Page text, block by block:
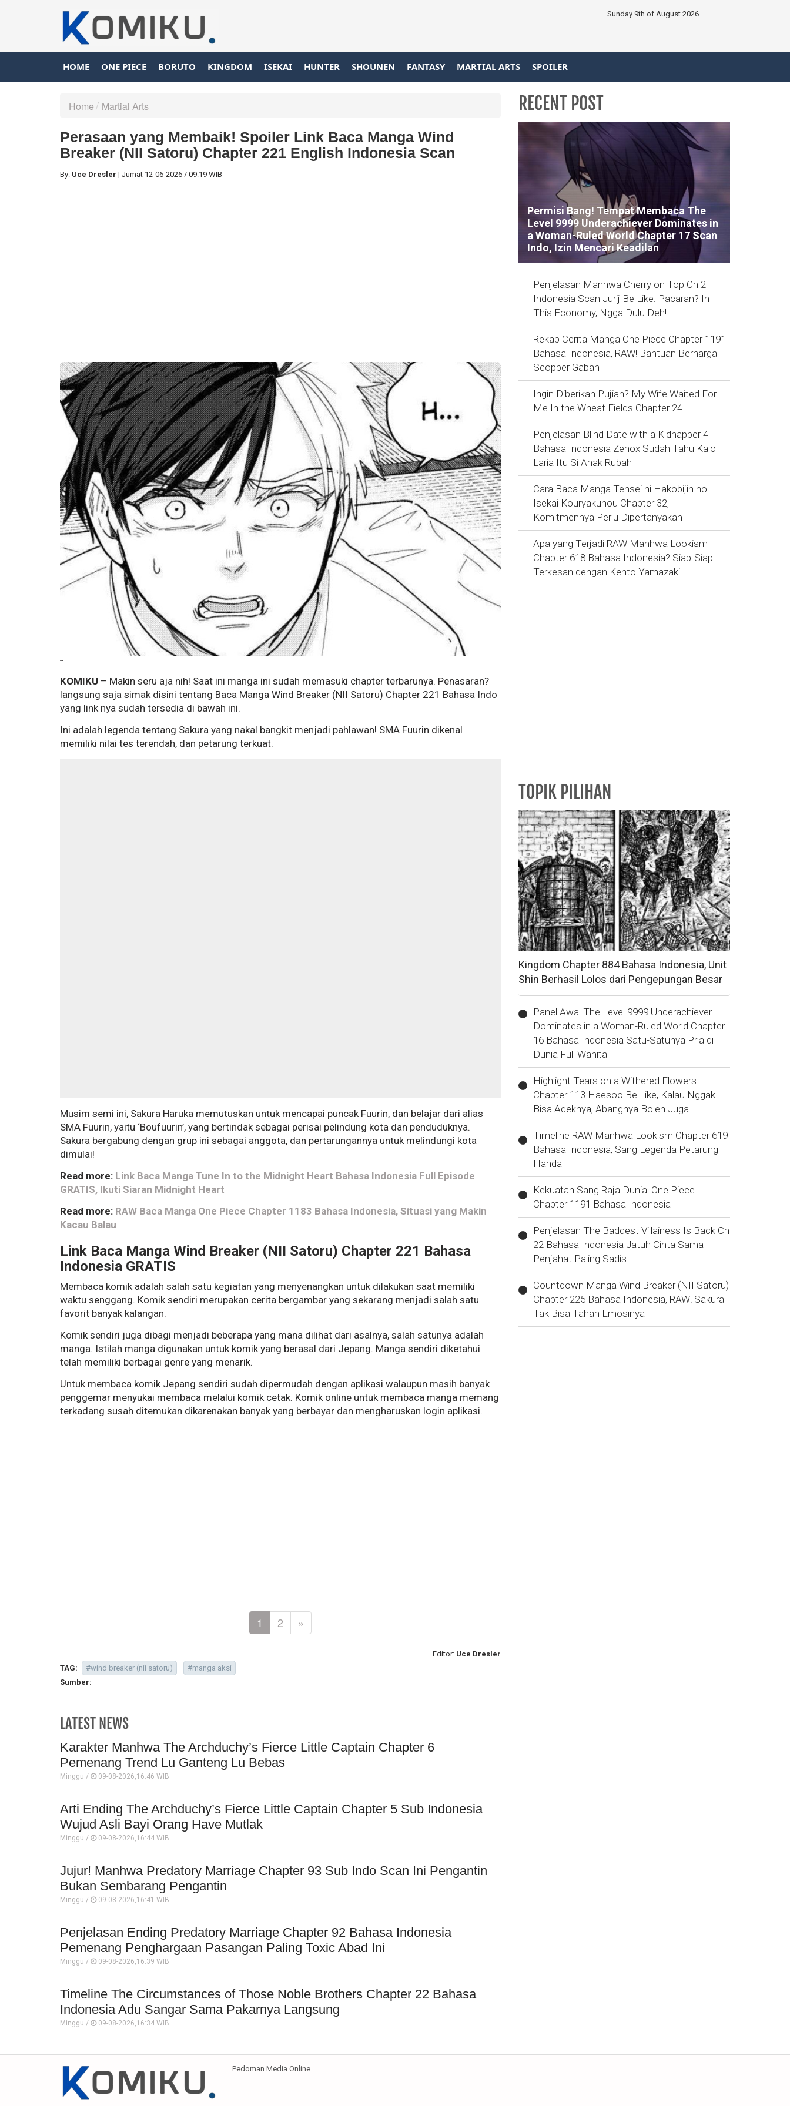
Sunday 9th of August 2026
HOME ONE PIECE BORUTO KINGDOM ISEKAI HUNTER SHOUNEN FANTASY MARTIAL ARTS SPOILER
Home Martial Arts
Perasaan yang Membaik! Spoiler Link Baca Manga Wind
Breaker (NII Satoru) Chapter 221 English Indonesia Scan
By: Uce Dresler | Jumat 12-06-2026 / 09:19 WIB
--
KOMIKU – Makin seru aja nih! Saat ini manga ini sudah memasuki chapter terbarunya. Penasaran?
langsung saja simak disini tentang Baca Manga Wind Breaker (NII Satoru) Chapter 221 Bahasa Indo
yang link nya sudah tersedia di bawah ini.
Ini adalah legenda tentang Sakura yang nakal bangkit menjadi pahlawan! SMA Fuurin dikenal
memiliki nilai tes terendah, dan petarung terkuat.
Musim semi ini, Sakura Haruka memutuskan untuk mencapai puncak Fuurin, dan belajar dari alias
SMA Fuurin, yaitu ‘Boufuurin’, yang bertindak sebagai perisai pelindung kota dan penduduknya.
Sakura bergabung dengan grup ini sebagai anggota, dan pertarungannya untuk melindungi kota
dimulai!
Read more: Link Baca Manga Tune In to the Midnight Heart Bahasa Indonesia Full Episode
GRATIS, Ikuti Siaran Midnight Heart
Read more: RAW Baca Manga One Piece Chapter 1183 Bahasa Indonesia, Situasi yang Makin
Kacau Balau
Link Baca Manga Wind Breaker (NII Satoru) Chapter 221 Bahasa
Indonesia GRATIS
Membaca komik adalah salah satu kegiatan yang menyenangkan untuk dilakukan saat memiliki
waktu senggang. Komik sendiri merupakan cerita bergambar yang sekarang menjadi salah satu
favorit banyak kalangan.
Komik sendiri juga dibagi menjadi beberapa yang mana dilihat dari asalnya, salah satunya adalah
manga. Istilah manga digunakan untuk komik yang berasal dari Jepang. Manga sendiri diketahui
telah memiliki berbagai genre yang menarik.
Untuk membaca komik Jepang sendiri sudah dipermudah dengan aplikasi walaupun masih banyak
penggemar menyukai membaca melalui komik cetak. Komik online untuk membaca manga memang
terkadang susah ditemukan dikarenakan banyak yang berbayar dan mengharuskan login aplikasi.
1 2 »
Editor: Uce Dresler
TAG:
#wind breaker (nii satoru)
#manga aksi
Sumber:
LATEST NEWS
Karakter Manhwa The Archduchy’s Fierce Little Captain Chapter 6
Pemenang Trend Lu Ganteng Lu Bebas
Minggu / 09-08-2026,16:46 WIB
Arti Ending The Archduchy’s Fierce Little Captain Chapter 5 Sub Indonesia
Wujud Asli Bayi Orang Have Mutlak
Minggu / 09-08-2026,16:44 WIB
Jujur! Manhwa Predatory Marriage Chapter 93 Sub Indo Scan Ini Pengantin
Bukan Sembarang Pengantin
Minggu / 09-08-2026,16:41 WIB
Penjelasan Ending Predatory Marriage Chapter 92 Bahasa Indonesia
Pemenang Penghargaan Pasangan Paling Toxic Abad Ini
Minggu / 09-08-2026,16:39 WIB
Timeline The Circumstances of Those Noble Brothers Chapter 22 Bahasa
Indonesia Adu Sangar Sama Pakarnya Langsung
Minggu / 09-08-2026,16:34 WIB
RECENT POST
Permisi Bang! Tempat Membaca The
Level 9999 Underachiever Dominates in
a Woman-Ruled World Chapter 17 Scan
Indo, Izin Mencari Keadilan
Penjelasan Manhwa Cherry on Top Ch 2
Indonesia Scan Jurij Be Like: Pacaran? In
This Economy, Ngga Dulu Deh!
Rekap Cerita Manga One Piece Chapter 1191
Bahasa Indonesia, RAW! Bantuan Berharga
Scopper Gaban
Ingin Diberikan Pujian? My Wife Waited For
Me In the Wheat Fields Chapter 24
Penjelasan Blind Date with a Kidnapper 4
Bahasa Indonesia Zenox Sudah Tahu Kalo
Laria Itu Si Anak Rubah
Cara Baca Manga Tensei ni Hakobijin no
Isekai Kouryakuhou Chapter 32,
Komitmennya Perlu Dipertanyakan
Apa yang Terjadi RAW Manhwa Lookism
Chapter 618 Bahasa Indonesia? Siap-Siap
Terkesan dengan Kento Yamazaki!
TOPIK PILIHAN
Kingdom Chapter 884 Bahasa Indonesia, Unit
Shin Berhasil Lolos dari Pengepungan Besar
Panel Awal The Level 9999 Underachiever
Dominates in a Woman-Ruled World Chapter
16 Bahasa Indonesia Satu-Satunya Pria di
Dunia Full Wanita
Highlight Tears on a Withered Flowers
Chapter 113 Haesoo Be Like, Kalau Nggak
Bisa Adeknya, Abangnya Boleh Juga
Timeline RAW Manhwa Lookism Chapter 619
Bahasa Indonesia, Sang Legenda Petarung
Handal
Kekuatan Sang Raja Dunia! One Piece
Chapter 1191 Bahasa Indonesia
Penjelasan The Baddest Villainess Is Back Ch
22 Bahasa Indonesia Jatuh Cinta Sama
Penjahat Paling Sadis
Countdown Manga Wind Breaker (NII Satoru)
Chapter 225 Bahasa Indonesia, RAW! Sakura
Tak Bisa Tahan Emosinya
Pedoman Media Online